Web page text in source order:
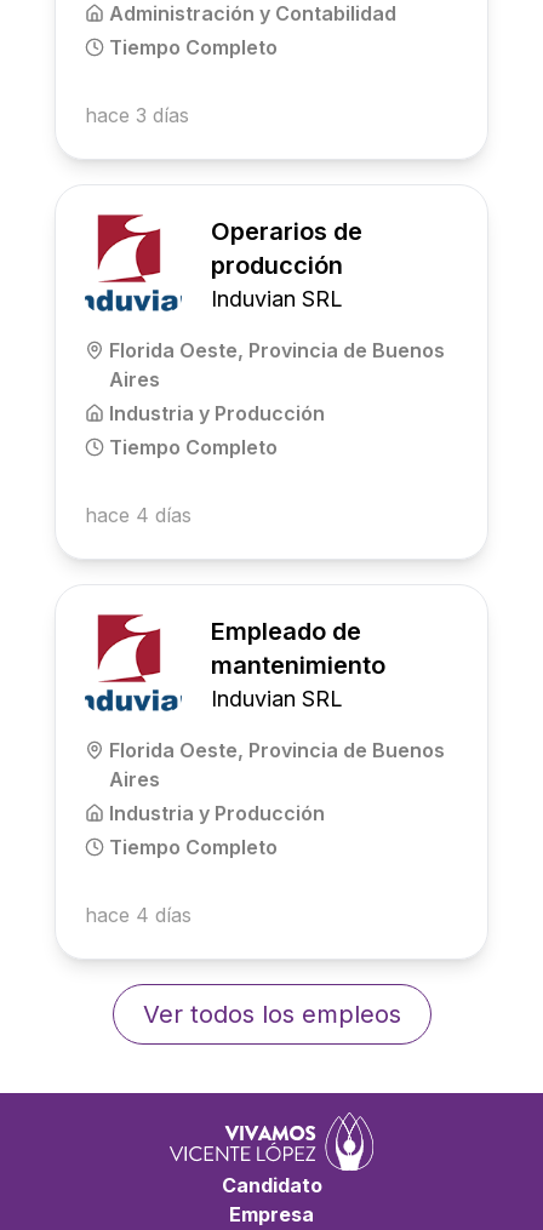
Administración y Contabilidad
Tiempo Completo
hace 3 días
Operarios de
producción
Induvian SRL
Florida Oeste, Provincia de Buenos
Aires
Industria y Producción
Tiempo Completo
hace 4 días
Empleado de
mantenimiento
Induvian SRL
Florida Oeste, Provincia de Buenos
Aires
Industria y Producción
Tiempo Completo
hace 4 días
Ver todos los empleos
Candidato
Empresa